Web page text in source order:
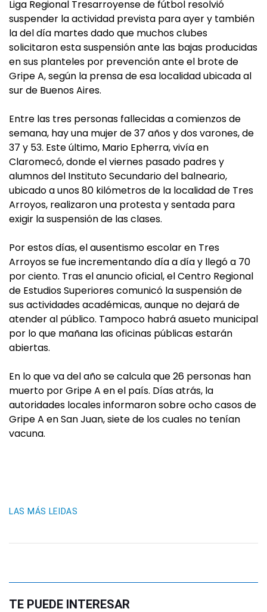
Liga Regional Tresarroyense de fútbol resolvió
suspender la actividad prevista para ayer y también
la del día martes dado que muchos clubes
solicitaron esta suspensión ante las bajas producidas
en sus planteles por prevención ante el brote de
Gripe A, según la prensa de esa localidad ubicada al
sur de Buenos Aires.
Entre las tres personas fallecidas a comienzos de
semana, hay una mujer de 37 años y dos varones, de
37 y 53. Este último, Mario Epherra, vivía en
Claromecó, donde el viernes pasado padres y
alumnos del Instituto Secundario del balneario,
ubicado a unos 80 kilómetros de la localidad de Tres
Arroyos, realizaron una protesta y sentada para
exigir la suspensión de las clases.
Por estos días, el ausentismo escolar en Tres
Arroyos se fue incrementando día a día y llegó a 70
por ciento. Tras el anuncio oficial, el Centro Regional
de Estudios Superiores comunicó la suspensión de
sus actividades académicas, aunque no dejará de
atender al público. Tampoco habrá asueto municipal
por lo que mañana las oficinas públicas estarán
abiertas.
En lo que va del año se calcula que 26 personas han
muerto por Gripe A en el país. Días atrás, la
autoridades locales informaron sobre ocho casos de
Gripe A en San Juan, siete de los cuales no tenían
vacuna.
LAS MÁS LEIDAS
TE PUEDE INTERESAR